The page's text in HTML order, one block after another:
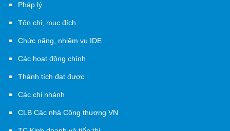
Pháp lý
Tôn chỉ, mục đích
Chức năng, nhiệm vụ IDE
Các hoạt động chính
Thành tích đạt được
Các chi nhánh
CLB Các nhà Công thương VN